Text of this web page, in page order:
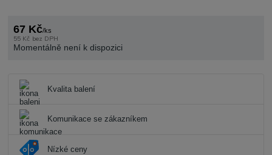
67 Kč/ks
55 Kč bez DPH
Momentálně není k dispozici
Kvalita balení
Komunikace se zákazníkem
Nízké ceny